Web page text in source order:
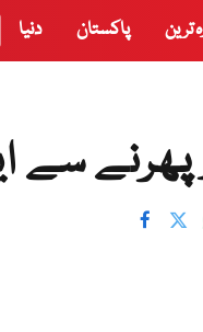
ترین پاکستان دنیا
پھرنے